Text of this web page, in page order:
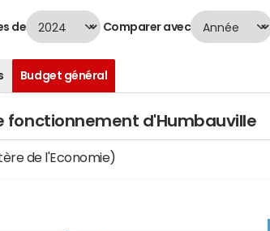
de Comparer avec
Budget général
fonctionnement d'Humbauville
de l'Economie)